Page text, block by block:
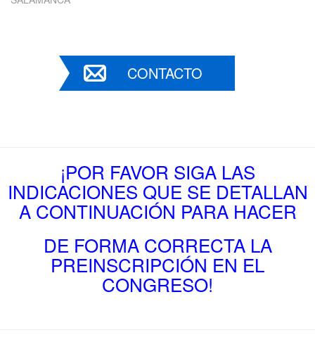
CONTACTO
¡POR FAVOR SIGA LAS
INDICACIONES QUE SE DETALLAN
A CONTINUACIÓN PARA HACER
DE FORMA CORRECTA LA
PREINSCRIPCIÓN EN EL
CONGRESO!